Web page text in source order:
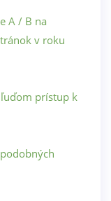
A / B na
v roku
ľuďom prístup k